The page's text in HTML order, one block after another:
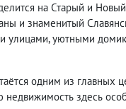
на Старый и
и знаменитый
улицами, уютными
одним из главных
недвижимость здесь